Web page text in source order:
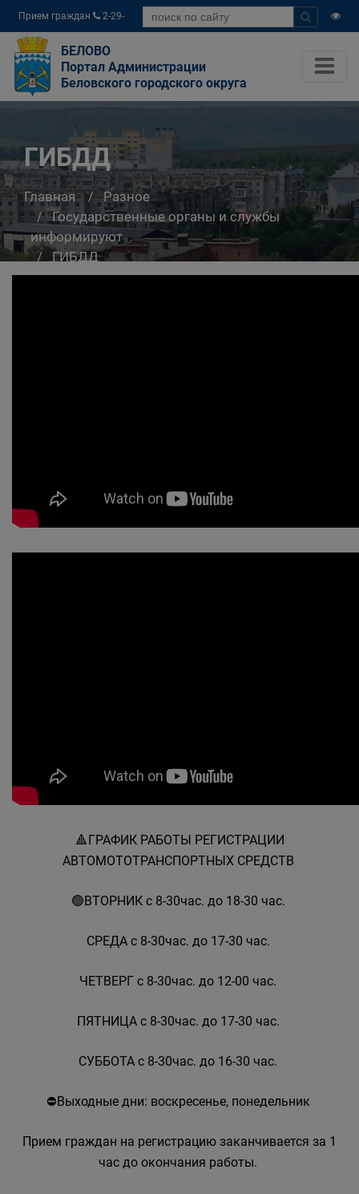
Прием граждан
2-29-
04
БЕЛОВО
Портал Администрации
Беловского городского округа
ГИБДД
Главная
Разное
Государственные органы и службы
информируют
ГИБДД
🔺️ГРАФИК РАБОТЫ РЕГИСТРАЦИИ
АВТОМОТОТРАНСПОРТНЫХ СРЕДСТВ
🟢ВТОРНИК с 8-30час. до 18-30 час.
СРЕДА с 8-30час. до 17-30 час.
ЧЕТВЕРГ с 8-30час. до 12-00 час.
ПЯТНИЦА с 8-30час. до 17-30 час.
СУББОТА с 8-30час. до 16-30 час.
⛔Выходные дни: воскресенье, понедельник
Прием граждан на регистрацию заканчивается за 1
час до окончания работы.